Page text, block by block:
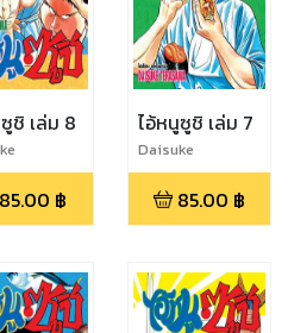
ชิ เล่ม 8
85.00 ฿
ไอ้หนูซูชิ เล่ม 7
Daisuke
Terasawa
85.00 ฿